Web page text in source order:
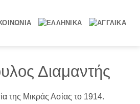
Διαμαντής
της Μικράς Ασίας το 1914.